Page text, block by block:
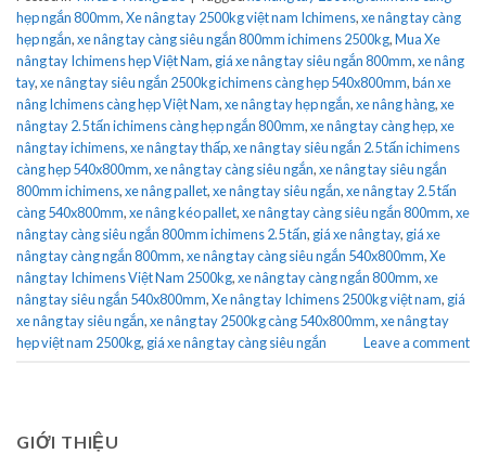
hẹp ngắn 800mm,Xe nâng tay 2500kg việt nam Ichimens,xe nâng tay càng
hẹp ngắn,xe nâng tay càng siêu ngắn 800mm ichimens 2500kg,Mua Xe
nâng tay Ichimens hẹp Việt Nam, giá xe nâng tay siêu ngắn 800mm,xe nâng
tay,xe nâng tay siêu ngắn 2500kg ichimens càng hẹp 540x800mm,bán xe
nâng Ichimens càng hẹp Việt Nam,xe nâng tay hẹp ngắn,xe nâng hàng,xe
nâng tay 2.5 tấn ichimens càng hẹp ngắn 800mm,xe nâng tay càng hẹp,xe
nâng tay ichimens,xe nâng tay thấp,xe nâng tay siêu ngắn 2.5 tấn ichimens
càng hẹp 540x800mm,xe nâng tay càng siêu ngắn,xe nâng tay siêu ngắn
800mm ichimens,xe nâng pallet,xe nâng tay siêu ngắn,xe nâng tay 2.5 tấn
càng 540x800mm,xe nâng kéo pallet,xe nâng tay càng siêu ngắn 800mm,xe
nâng tay càng siêu ngắn 800mm ichimens 2.5 tấn, giá xe nâng tay, giá xe
nâng tay càng ngắn 800mm,xe nâng tay càng siêu ngắn 540x800mm,Xe
nâng tay Ichimens Việt Nam 2500kg,xe nâng tay càng ngắn 800mm,xe
nâng tay siêu ngắn 540x800mm,Xe nâng tay Ichimens 2500kg việt nam, giá
xe nâng tay siêu ngắn,xe nâng tay 2500kg càng 540x800mm,xe nâng tay
hẹp việt nam 2500kg, giá xe nâng tay càng siêu ngắn Leave a comment
GIỚI THIỆU